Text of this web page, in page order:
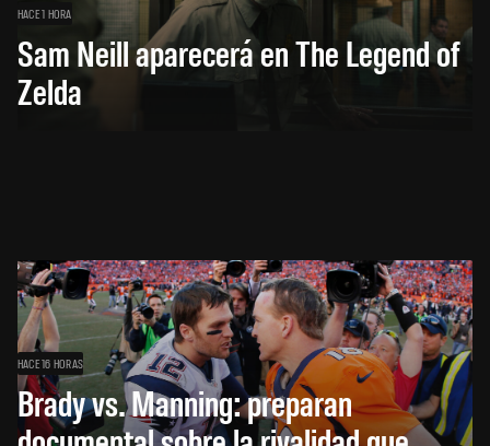
HACE 1 HORA
Sam Neill aparecerá en The Legend of
Zelda
HACE 16 HORAS
Brady vs. Manning: preparan